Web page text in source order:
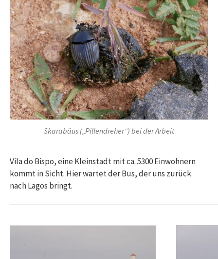
Skarabäus („Pillendreher“) bei der Arbeit
Vila do Bispo, eine Kleinstadt mit ca. 5300 Einwohnern
kommt in Sicht. Hier wartet der Bus, der uns zurück
nach Lagos bringt.